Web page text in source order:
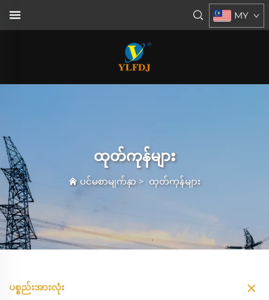
MY
ထုတ်ကုန်များ
ပင်မစာမျက်နှာ> ထုတ်ကုန်များ
ပစ္စည်းအားလုံး